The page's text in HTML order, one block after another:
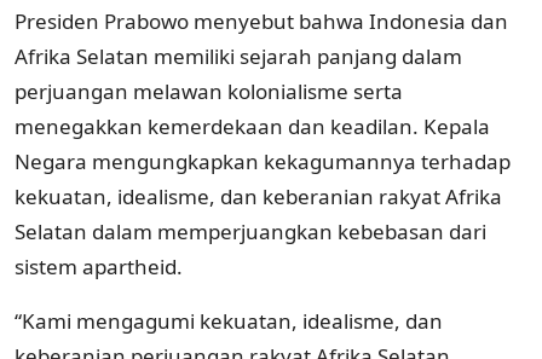
Presiden Prabowo menyebut bahwa Indonesia dan
Afrika Selatan memiliki sejarah panjang dalam
perjuangan melawan kolonialisme serta
menegakkan kemerdekaan dan keadilan. Kepala
Negara mengungkapkan kekagumannya terhadap
kekuatan, idealisme, dan keberanian rakyat Afrika
Selatan dalam memperjuangkan kebebasan dari
sistem apartheid.
“Kami mengagumi kekuatan, idealisme, dan